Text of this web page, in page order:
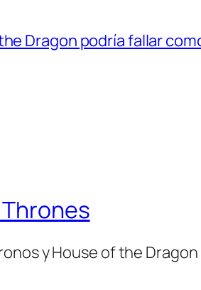
Dragon podría fallar
y House of the Dragon